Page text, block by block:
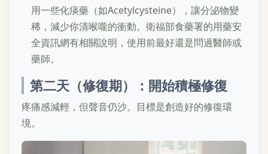
用一些化痰藥（如Acetylcysteine），讓分泌物變
稀，減少你清喉嚨的衝動。衛福部食藥署的用藥安
全資訊網有相關說明，使用前最好還是問過醫師或
藥師。
第二天（修復期）：開始積極修復
疼痛感減輕，但聲音仍沙。目標是創造好的修復環
境。